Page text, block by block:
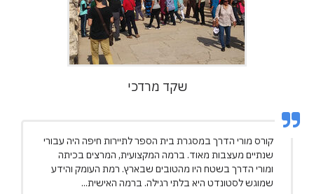
שקד מרדכי
קורס מורי הדרך במסגרת בית הספר לתיירות חיפה היה עבורי
שנתיים מעצבות מאוד. ברמה המקצועית, המרצים בכיתה
ומורי הדרך בשטח היו מהטובים שבארץ. רמת העומק והידע
שמוגש לסטונדט היא בלתי רגילה. ברמה האישית...